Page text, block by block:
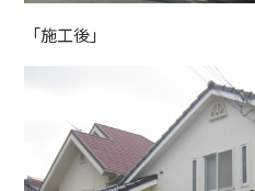
「施工後」